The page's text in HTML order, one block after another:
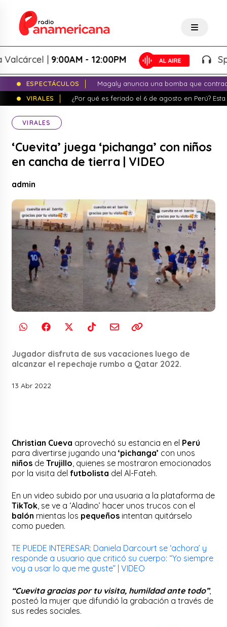
|9:00AM - 12:00PM
ESPECTÁCULOS
Magaly anuncia una bomba que
VIRALES
¿Por qué es feriado el 6 de agosto en Perú?
VIRALES
‘Cuevita’ juega ‘pichanga’ con niños
en cancha de tierra | VIDEO
admin
Jugador disfruta de sus vacaciones luego de
alcanzar el repechaje rumbo a Qatar 2022.
13 Abr 2022
Christian Cueva aprovechó su estancia en el Perú
para divertirse jugando una‘pichanga’ con unos
niños deTrujillo , quienes se mostraron emocionados
por la visita delfutbolista del Al-Fateh.
En un video subido por una usuaria a la plataforma de
TikTok , se ve a ‘Aladino’ hacer unos trucos con el
balón mientas los pequeños intentan quitárselo
como pueden.
TE PUEDE INTERESAR: Daniela Darcourt se ‘achora’ y
responde a usuario que criticó su cuerpo: “Yo siempre
voy a usar lo que me guste” | VIDEO
“Cuevita gracias por tu visita, humildad ante todo”,
posteó la mujer que difundió la grabación a través de
sus redes sociales.